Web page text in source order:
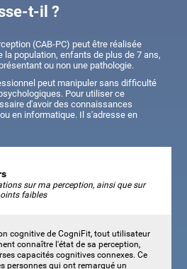
t-il ?
(CAB-PC) peut être réalisée
la population, enfants de plus de 7 ans,
ou non une pathologie.
peut manipuler sans difficulté
Pour utiliser ce
d'avoir des connaissances
en informatique. Il s'adresse en
sur ma perception, ainsi que sur
faibles
cognitive de CogniFit, tout utilisateur
connaître l'état de sa perception,
capacités cognitives connexes. Ce
personnes qui ont remarqué un